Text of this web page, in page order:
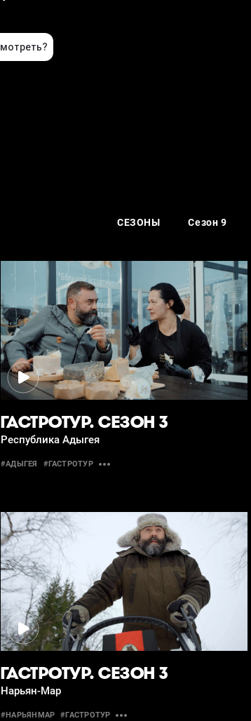
СЕЗОНЫ Сезон 9
ГАСТРОТУР. СЕЗОН 3
Республика Адыгея
#АДЫГЕЯ #ГАСТРОТУР
ГАСТРОТУР. СЕЗОН 3
Нарьян-Мар
#НАРЬЯНМАР #ГАСТРОТУР